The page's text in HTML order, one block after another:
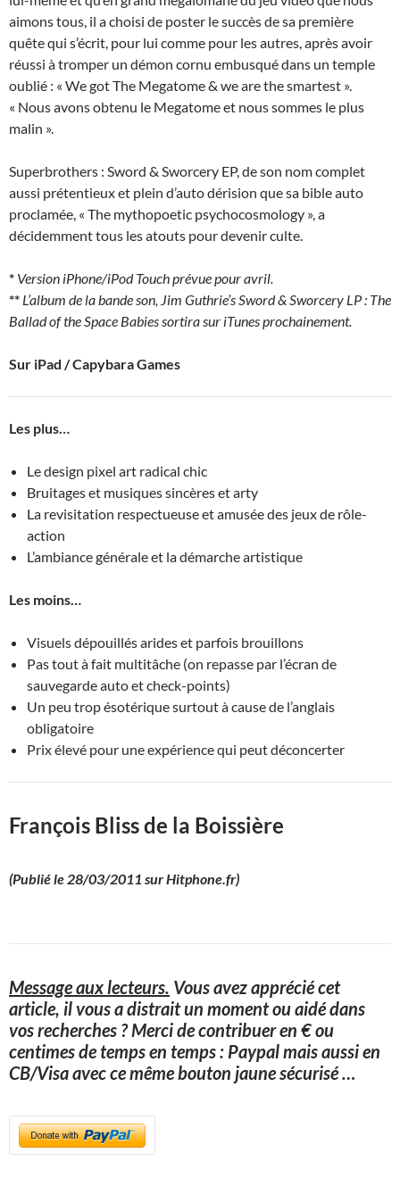
aimons tous, il a choisi de poster le succès de sa première
quête qui s’écrit, pour lui comme pour les autres, après avoir
réussi à tromper un démon cornu embusqué dans un temple
oublié : « We got The Megatome & we are the smartest ».
« Nous avons obtenu le Megatome et nous sommes le plus
malin ».
Superbrothers : Sword & Sworcery EP, de son nom complet
aussi prétentieux et plein d’auto dérision que sa bible auto
proclamée, « The mythopoetic psychocosmology », a
décidemment tous les atouts pour devenir culte.
* Version iPhone/iPod Touch prévue pour avril.
** L’album de la bande son, Jim Guthrie’s Sword & Sworcery LP : The
Ballad of the Space Babies sortira sur iTunes prochainement.
Sur iPad / Capybara Games
Les plus…
Le design pixel art radical chic
Bruitages et musiques sincères et arty
La revisitation respectueuse et amusée des jeux de rôle-
action
L’ambiance générale et la démarche artistique
Les moins…
Visuels dépouillés arides et parfois brouillons
Pas tout à fait multitâche (on repasse par l’écran de
sauvegarde auto et check-points)
Un peu trop ésotérique surtout à cause de l’anglais
obligatoire
Prix élevé pour une expérience qui peut déconcerter
François Bliss de la Boissière
(Publié le 28/03/2011 sur Hitphone.fr)
Message aux lecteurs. Vous avez apprécié cet
article, il vous a distrait un moment ou aidé dans
vos recherches ? Merci de contribuer en € ou
centimes de temps en temps : Paypal mais aussi en
CB/Visa avec ce même bouton jaune sécurisé…